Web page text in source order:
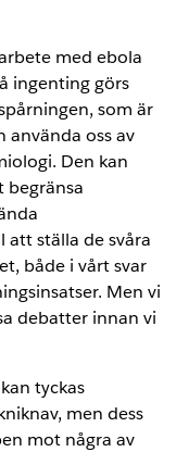
med ebola
ingenting görs
som är
använda oss av
Den kan
ställa de svåra
både i vårt svar
Men vi
debatter innan vi
tyckas
men dess
mot några av